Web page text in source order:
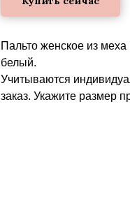
Пальто женское из
белый.
Учитываются
заказ. Укажите размер